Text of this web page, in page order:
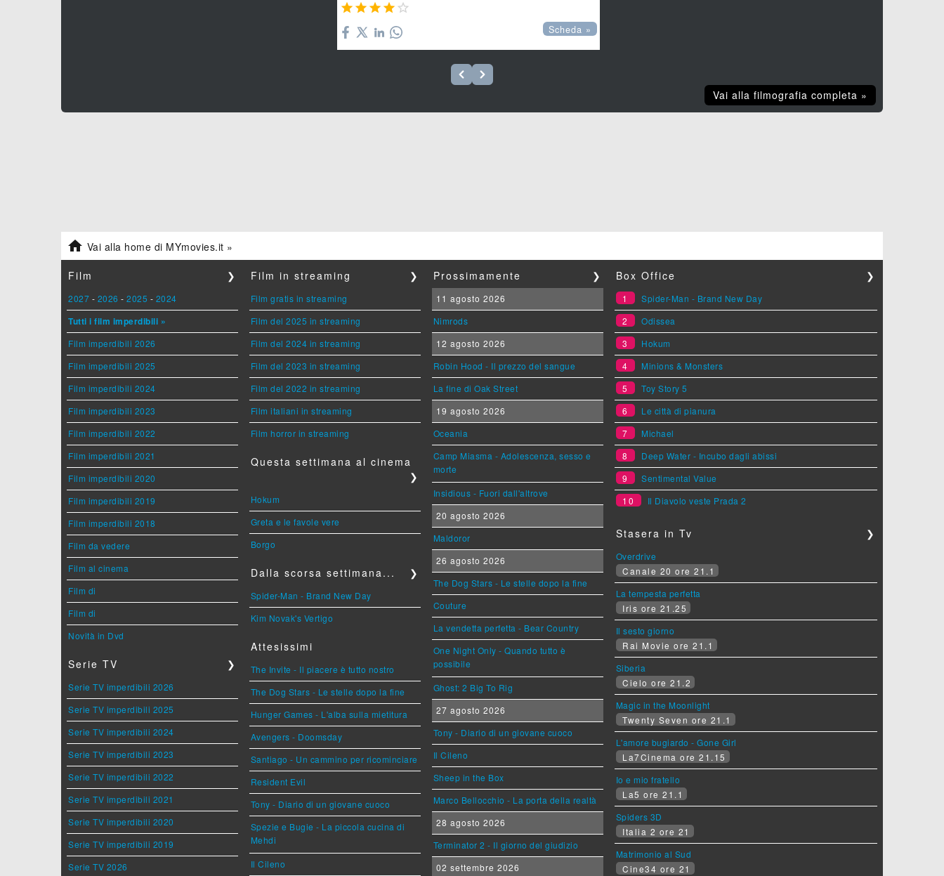
    
Scheda »
Vai alla filmografia completa »
 Vai alla home di MYmovies.it »
Film ❯
2027 - 2026 - 2025 - 2024
Tutti i film imperdibili »
Film imperdibili 2026
Film imperdibili 2025
Film imperdibili 2024
Film imperdibili 2023
Film imperdibili 2022
Film imperdibili 2021
Film imperdibili 2020
Film imperdibili 2019
Film imperdibili 2018
Film da vedere
Film al cinema
Film di
Film di
Novità in Dvd
Serie TV ❯
Serie TV imperdibili 2026
Serie TV imperdibili 2025
Serie TV imperdibili 2024
Serie TV imperdibili 2023
Serie TV imperdibili 2022
Serie TV imperdibili 2021
Serie TV imperdibili 2020
Serie TV imperdibili 2019
Serie TV 2026
Film in streaming ❯
Film gratis in streaming
Film del 2025 in streaming
Film del 2024 in streaming
Film del 2023 in streaming
Film del 2022 in streaming
Film italiani in streaming
Film horror in streaming
Questa settimana al cinema
❯
Hokum
Greta e le favole vere
Borgo
Dalla scorsa settimana... ❯
Spider-Man - Brand New Day
Kim Novak's Vertigo
Attesissimi
The Invite - Il piacere è tutto nostro
The Dog Stars - Le stelle dopo la fine
Hunger Games - L'alba sulla mietitura
Avengers - Doomsday
Santiago - Un cammino per ricominciare
Resident Evil
Tony - Diario di un giovane cuoco
Spezie e Bugie - La piccola cucina di
Mehdi
Il Cileno
Prossimamente ❯
11 agosto 2026
Nimrods
12 agosto 2026
Robin Hood - Il prezzo del sangue
La fine di Oak Street
19 agosto 2026
Oceania
Camp Miasma - Adolescenza, sesso e
morte
Insidious - Fuori dall'altrove
20 agosto 2026
Maldoror
26 agosto 2026
The Dog Stars - Le stelle dopo la fine
Couture
La vendetta perfetta - Bear Country
One Night Only - Quando tutto è
possibile
Ghost: 2 Big To Rig
27 agosto 2026
Tony - Diario di un giovane cuoco
Il Cileno
Sheep in the Box
Marco Bellocchio - La porta della realtà
28 agosto 2026
Terminator 2 - Il giorno del giudizio
02 settembre 2026
Box Office ❯
1
Spider-Man - Brand New Day
2
Odissea
3
Hokum
4
Minions & Monsters
5
Toy Story 5
6
Le città di pianura
7
Michael
8
Deep Water - Incubo dagli abissi
9
Sentimental Value
10
Il Diavolo veste Prada 2
Stasera in Tv ❯
Overdrive
Canale 20 ore 21.1
La tempesta perfetta
Iris ore 21.25
Il sesto giorno
Rai Movie ore 21.1
Siberia
Cielo ore 21.2
Magic in the Moonlight
Twenty Seven ore 21.1
L'amore bugiardo - Gone Girl
La7Cinema ore 21.15
Io e mio fratello
La5 ore 21.1
Spiders 3D
Italia 2 ore 21
Matrimonio al Sud
Cine34 ore 21